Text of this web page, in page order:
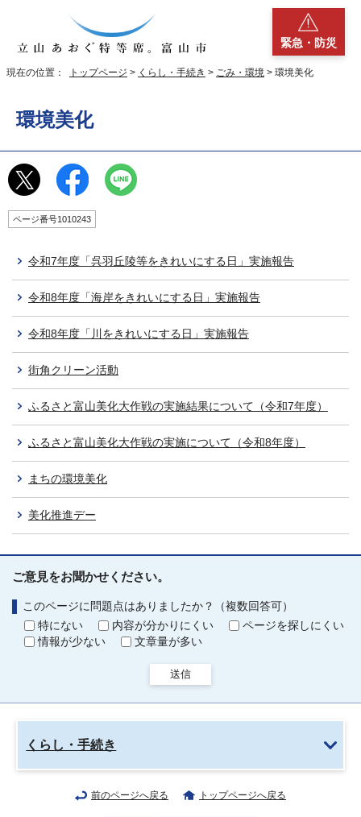
緊急・防災
現在の位置： トップページ > くらし・手続き > ごみ・環境 > 環境美化
環境美化
ページ番号1010243
令和7年度「呉羽丘陵等をきれいにする日」実施報告
令和8年度「海岸をきれいにする日」実施報告
令和8年度「川をきれいにする日」実施報告
街角クリーン活動
ふるさと富山美化大作戦の実施結果について（令和7年度）
ふるさと富山美化大作戦の実施について（令和8年度）
まちの環境美化
美化推進デー
ご意見をお聞かせください。
このページに問題点はありましたか？（複数回答可）
特にない
内容が分かりにくい
ページを探しにくい
情報が少ない
文章量が多い
送信
くらし・手続き
前のページへ戻る トップページへ戻る